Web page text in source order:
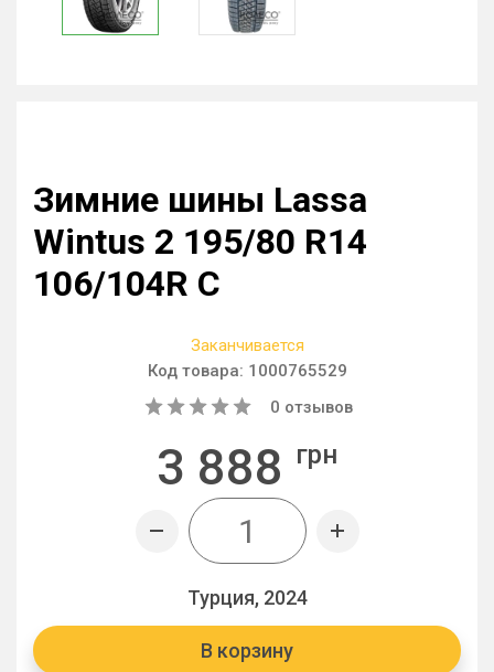
Зимние шины Lassa
Wintus 2 195/80 R14
106/104R C
Заканчивается
Код товара: 1000765529
0 отзывов
3 888 грн
Турция, 2024
В корзину